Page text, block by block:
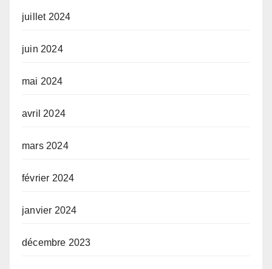
juillet 2024
juin 2024
mai 2024
avril 2024
mars 2024
février 2024
janvier 2024
décembre 2023